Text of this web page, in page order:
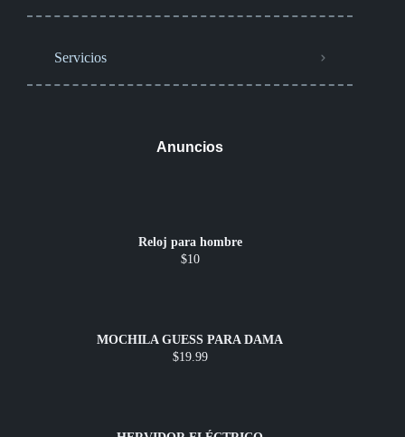
Servicios
Anuncios
Reloj para hombre
$10
MOCHILA GUESS PARA DAMA
$19.99